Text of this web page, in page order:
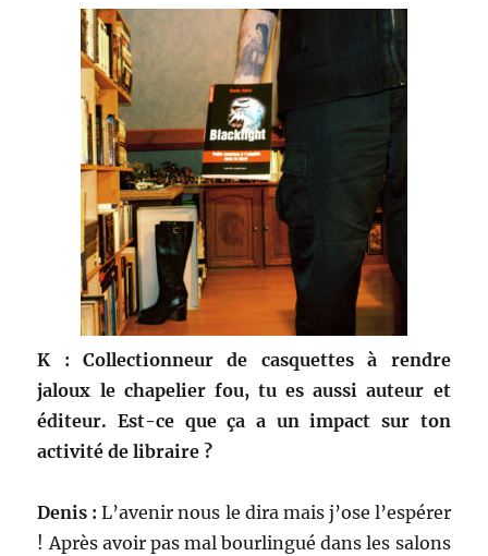
K : Collectionneur de casquettes à rendre
jaloux le chapelier fou, tu es aussi auteur et
éditeur. Est-ce que ça a un impact sur ton
activité de libraire ?
Denis : L’avenir nous le dira mais j’ose l’espérer
! Après avoir pas mal bourlingué dans les salons